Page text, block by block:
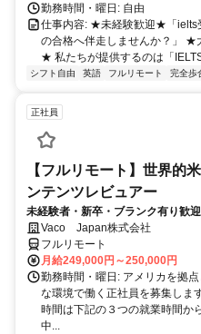
勤務時間・曜日: 自由
仕事内容: ★未経験歓迎★「ielts
の合格へ伴走しませんか？」 ★
★ 私たちが提供するのは「
シフト自由 英語 フルリモート 完全歩
正社員
【フルリモート】世界的
ンテンツレビュアー
未経験者・新卒・ブランク有り歓
完全リモート
Vaco Japan株式会社
フルリモート
月給249,000円～250,000円
勤務時間・曜日: アメリカを拠
な環境で働く正社員を募集しま
時間は下記の３つの就業時間か
中...